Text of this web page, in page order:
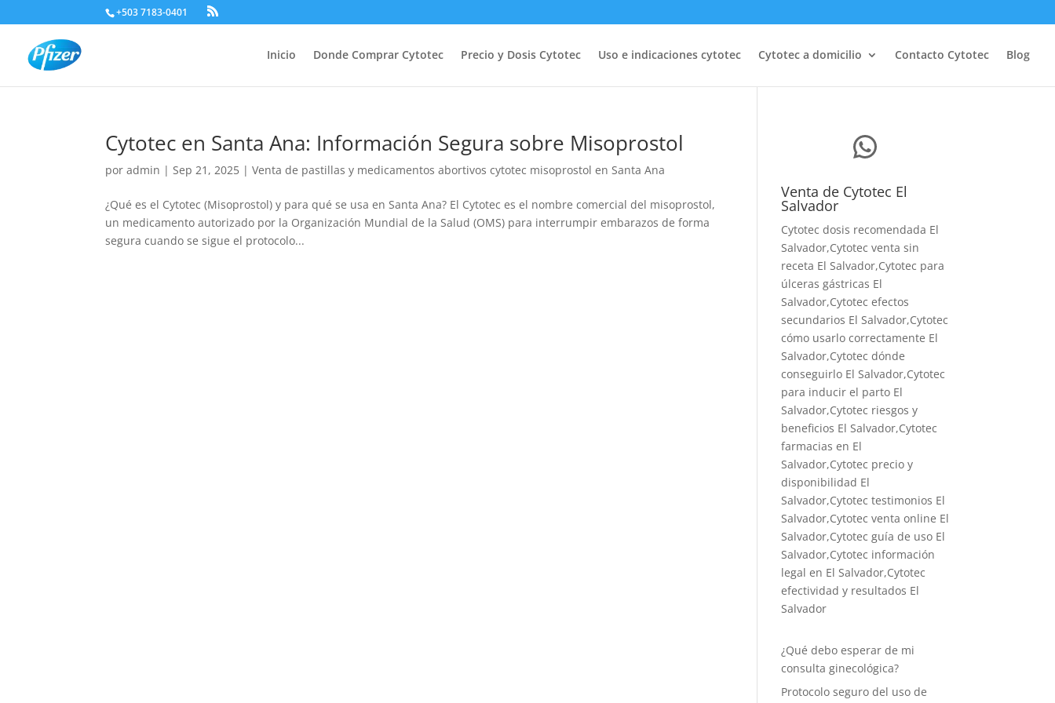
+503 7183-0401
Inicio Donde Comprar Cytotec Precio y Dosis Cytotec Uso e indicaciones cytotec Cytotec a domicilio Contacto Cytotec Blog
Cytotec en Santa Ana: Información Segura sobre Misoprostol
poradmin |Sep 21, 2025 |Venta de pastillas y medicamentos abortivos cytotec misoprostol en Santa Ana
¿Qué es el Cytotec (Misoprostol) y para qué se usa en Santa Ana? El Cytotec es el nombre comercial del misoprostol,
un medicamento autorizado por la Organización Mundial de la Salud (OMS) para interrumpir embarazos de forma
segura cuando se sigue el protocolo...
WhatsApp
Venta de Cytotec El
Salvador
Cytotec dosis recomendada El
Salvador,Cytotec venta sin
receta El Salvador,Cytotec para
úlceras gástricas El
Salvador,Cytotec efectos
secundarios El Salvador,Cytotec
cómo usarlo correctamente El
Salvador,Cytotec dónde
conseguirlo El Salvador,Cytotec
para inducir el parto El
Salvador,Cytotec riesgos y
beneficios El Salvador,Cytotec
farmacias en El
Salvador,Cytotec precio y
disponibilidad El
Salvador,Cytotec testimonios El
Salvador,Cytotec venta online El
Salvador,Cytotec guía de uso El
Salvador,Cytotec información
legal en El Salvador,Cytotec
efectividad y resultados El
Salvador
¿Qué debo esperar de mi
consulta ginecológica?
Protocolo seguro del uso de